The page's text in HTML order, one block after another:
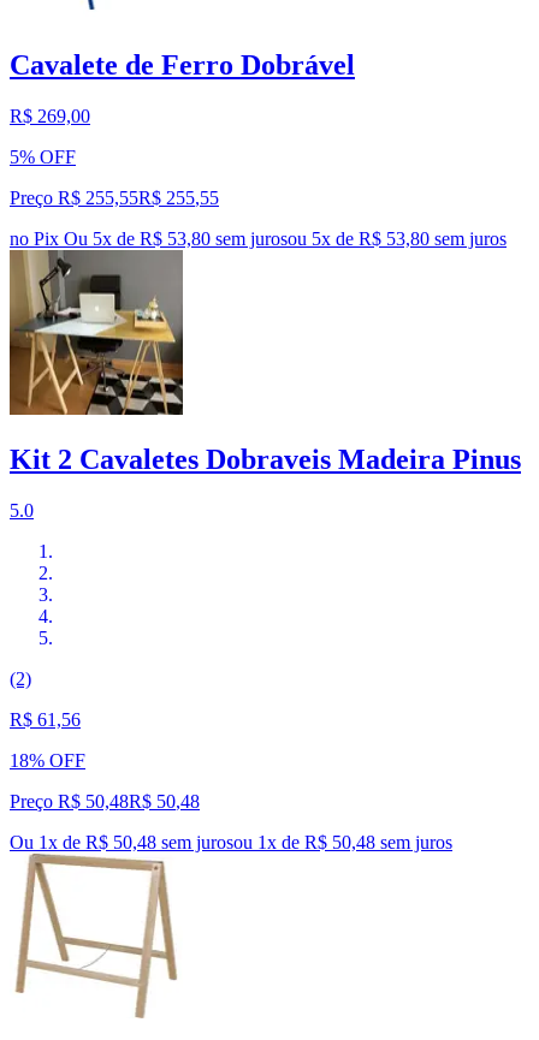
Cavalete de Ferro Dobrável
R$ 269,00
5% OFF
Preço R$ 255,55R$ 255,55
no Pix Ou 5x de R$ 53,80 sem jurosou 5x de R$ 53,80 sem juros
Kit 2 Cavaletes Dobraveis Madeira Pinus
5.0
(2)
R$ 61,56
18% OFF
Preço R$ 50,48R$ 50,48
Ou 1x de R$ 50,48 sem jurosou 1x de R$ 50,48 sem juros